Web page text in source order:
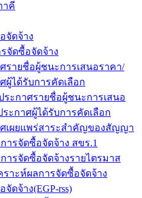
าคี
จัดจ้าง
จัดซื้อจัดจ้าง
รายชื่อผู้ชนะการเสนอราคา/
ผู้ได้รับการคัดเลือก
ระกาศรายชื่อผู้ชนะการเสนอ
ระกาศผู้ได้รับการคัดเลือก
เผยแพร่สาระสำคัญของสัญญา
ารจัดซื้อจัดจ้าง สขร.1
ารจัดซื้อจัดจ้างรายไตรมาส
ราะห์ผลการจัดซื้อจัดจ้าง
ดจ้าง(EGP-rss)